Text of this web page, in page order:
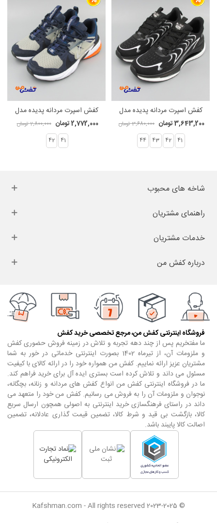
کفش اسپرت مردانه پدیده مدل
ویکرز کد 15773,643,200 تومان
3,680,000 تومان
41
42
43
44
کفش اسپرت مردانه پدیده مدل
V2K کد 15732,772,000 تومان
2,800,000 تومان
41
42
شاخه های محبوب
راهنمای مشتریان
خدمات مشتریان
درباره کفش من
فروشگاه اینترنتی کفش من، مرجع تخصصی خرید کفش
ما مفتخریم پس از چند دهه تجربه و تلاش در زمینه فروش حضوری کفش
و ملزومات آن، از تیرماه 1402 بصورت اینترنتی خدماتی در خور به شما
مشتریان عزیز ارائه نماییم. کفش من همواره خود را در ارائه کالای با کیفیت
مسئول می داند و تلاش کرده است بستری ایده آل برای خرید فراهم کند.
ما در فروشگاه اینترنتی کفش من انواع کفش های مردانه و زنانه، بچگانه،
نوجوان و ملزومات آن را به فروش می رسانیم. کفش من خود را متعهد می
داند در راستای فرهنگسازی خرید اینترنتی به اصولی همچون ارسال سریع
کالا، بازگشت بی قید و شرط کالا، تضمین قیمت گذاری عادلانه، تضمین
اصالت کالا پایبند باشد.
© Kafshman.com - All rights reserved 2023-2025